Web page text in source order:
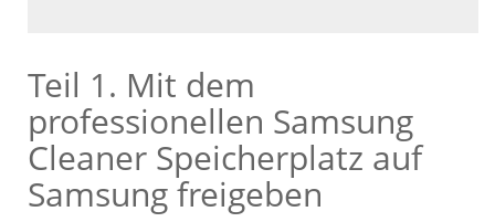
Teil 1. Mit dem
professionellen Samsung
Cleaner Speicherplatz auf
Samsung freigeben